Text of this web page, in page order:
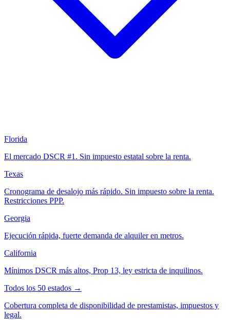
Florida
El mercado DSCR #1. Sin impuesto estatal sobre la renta.
Texas
Cronograma de desalojo más rápido. Sin impuesto sobre la renta.
Restricciones PPP.
Georgia
Ejecución rápida, fuerte demanda de alquiler en metros.
California
Mínimos DSCR más altos, Prop 13, ley estricta de inquilinos.
Todos los 50 estados →
Cobertura completa de disponibilidad de prestamistas, impuestos y
legal.